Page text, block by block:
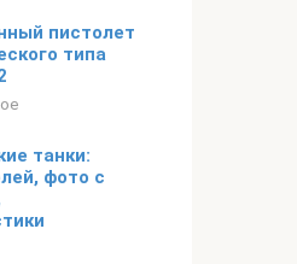
пистолет
типа
танки:
фото с